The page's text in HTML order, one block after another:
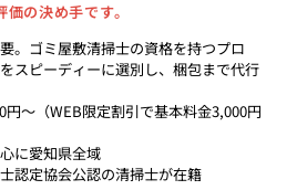
の決め手です。
。ゴミ屋敷清掃士の資格を持つプロ
スピーディーに選別し、梱包まで代行
円〜（WEB限定割引で基本料金3,000円
に愛知県全域
認定協会公認の清掃士が在籍